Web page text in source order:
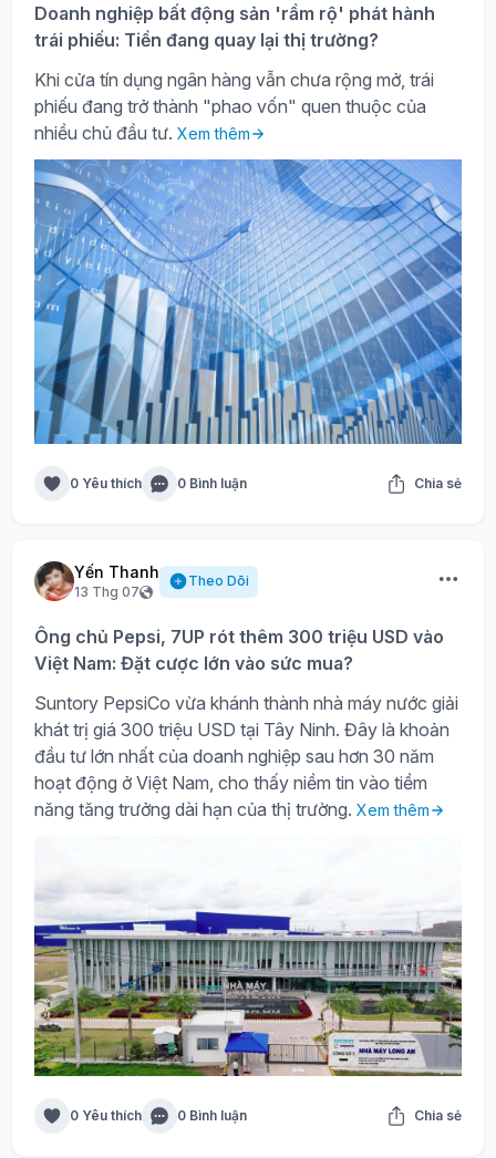
Doanh nghiệp bất động sản 'rầm rộ' phát hành
trái phiếu: Tiền đang quay lại thị trường?
Khi cửa tín dụng ngân hàng vẫn chưa rộng mở, trái
phiếu đang trở thành "phao vốn" quen thuộc của
nhiều chủ đầu tư. Xem thêm
0 Yêu thích 0 Bình luận Chia sẻ
Yến Thanh
13 Thg 07
Theo Dõi
Ông chủ Pepsi, 7UP rót thêm 300 triệu USD vào
Việt Nam: Đặt cược lớn vào sức mua?
Suntory PepsiCo vừa khánh thành nhà máy nước giải
khát trị giá 300 triệu USD tại Tây Ninh. Đây là khoản
đầu tư lớn nhất của doanh nghiệp sau hơn 30 năm
hoạt động ở Việt Nam, cho thấy niềm tin vào tiềm
năng tăng trưởng dài hạn của thị trường. Xem thêm
0 Yêu thích 0 Bình luận Chia sẻ